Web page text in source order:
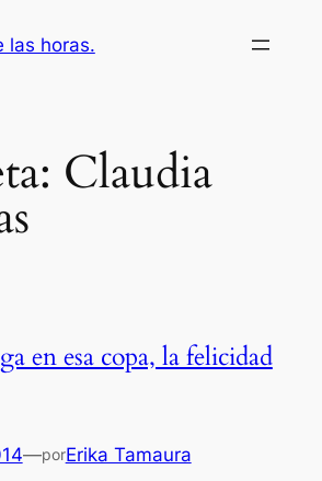
las horas.
Claudia
en esa copa, la felicidad
—porErika Tamaura